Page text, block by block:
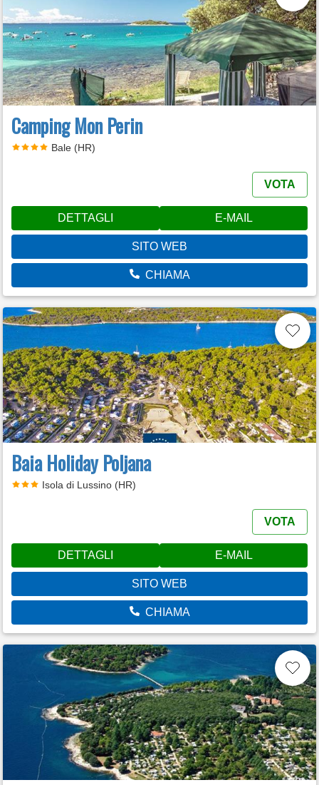
Camping Mon Perin
Bale (HR)
VOTA
DETTAGLI E-MAIL
SITO WEB
CHIAMA
Baia Holiday Poljana
Isola di Lussino (HR)
VOTA
DETTAGLI E-MAIL
SITO WEB
CHIAMA